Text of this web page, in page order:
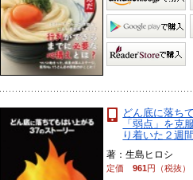
どん底に落ち
「弱点」を克
り着いた２週間
著：生島ヒロシ
定価961円（税抜）